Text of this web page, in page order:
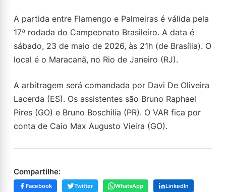
A partida entre Flamengo e Palmeiras é válida pela
17ª rodada do Campeonato Brasileiro. A data é
sábado, 23 de maio de 2026, às 21h (de Brasília). O
local é o Maracanã, no Rio de Janeiro (RJ).
A arbitragem será comandada por Davi De Oliveira
Lacerda (ES). Os assistentes são Bruno Raphael
Pires (GO) e Bruno Boschilia (PR). O VAR fica por
conta de Caio Max Augusto Vieira (GO).
Compartilhe:
Facebook Twitter WhatsApp
LinkedIn